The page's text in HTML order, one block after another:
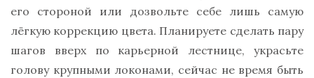
его стороной или дозвольте себе лишь самую
лёгкую коррекцию цвета. Планируете сделать пару
шагов вверх по карьерной лестнице, украсьте
голову крупными локонами, сейчас не время быть